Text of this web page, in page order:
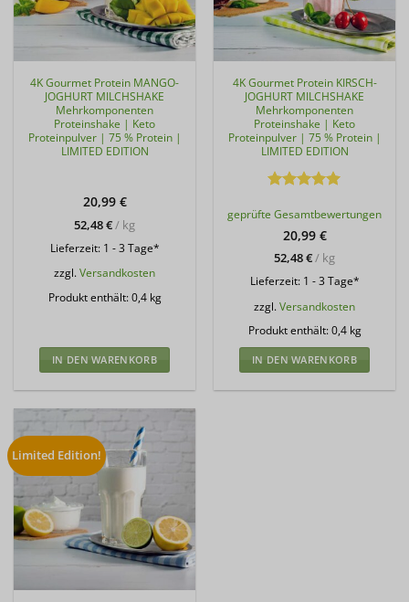
4K Gourmet Protein MANGO-
JOGHURT MILCHSHAKE
Mehrkomponenten
Proteinshake | Keto
Proteinpulver | 75 % Protein |
LIMITED EDITION
20,99 €
52,48€ / kg
Lieferzeit: 1 - 3 Tage*
zzgl.Versandkosten
Produkt enthält: 0,4 kg
IN DEN WARENKORB
4K Gourmet Protein KIRSCH-
JOGHURT MILCHSHAKE
Mehrkomponenten
Proteinshake | Keto
Proteinpulver | 75 % Protein |
LIMITED EDITION
mit5von
geprüfte Gesamtbewertungen
20,99 €
52,48€/ kg
Lieferzeit: 1 - 3 Tage*
zzgl.Versandkosten
Produkt enthält: 0,4 kg
IN DEN WARENKORB
Limited Edition!